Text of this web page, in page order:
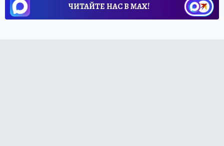
ЧИТАЙТЕ НАС В МАХ!